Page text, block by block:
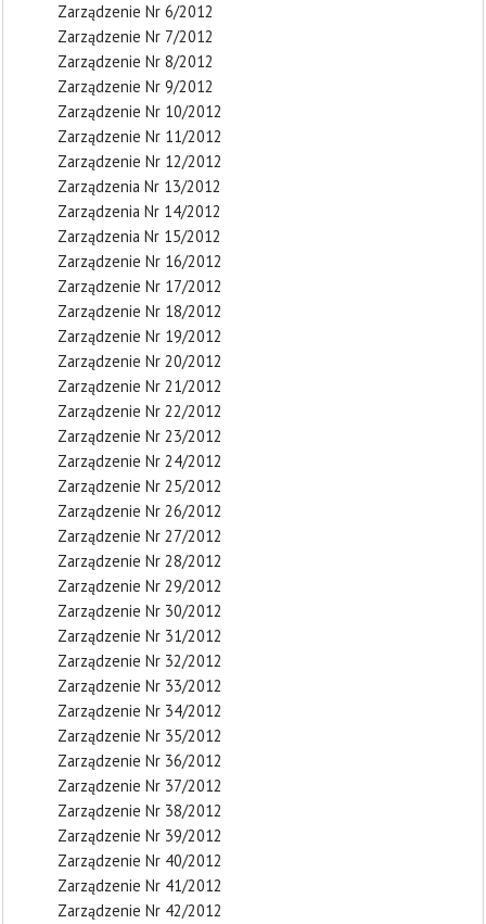
Zarządzenie Nr 6/2012
Zarządzenie Nr 7/2012
Zarządzenie Nr 8/2012
Zarządzenie Nr 9/2012
Zarządzenie Nr 10/2012
Zarządzenie Nr 11/2012
Zarządzenie Nr 12/2012
Zarządzenia Nr 13/2012
Zarządzenia Nr 14/2012
Zarządzenia Nr 15/2012
Zarządzenie Nr 16/2012
Zarządzenie Nr 17/2012
Zarządzenie Nr 18/2012
Zarządzenie Nr 19/2012
Zarządzenie Nr 20/2012
Zarządzenie Nr 21/2012
Zarządzenie Nr 22/2012
Zarządzenie Nr 23/2012
Zarządzenie Nr 24/2012
Zarządzenie Nr 25/2012
Zarządzenie Nr 26/2012
Zarządzenie Nr 27/2012
Zarządzenie Nr 28/2012
Zarządzenie Nr 29/2012
Zarządzenie Nr 30/2012
Zarządzenie Nr 31/2012
Zarządzenie Nr 32/2012
Zarządzenie Nr 33/2012
Zarządzenie Nr 34/2012
Zarządzenie Nr 35/2012
Zarządzenie Nr 36/2012
Zarządzenie Nr 37/2012
Zarządzenie Nr 38/2012
Zarządzenie Nr 39/2012
Zarządzenie Nr 40/2012
Zarządzenie Nr 41/2012
Zarządzenie Nr 42/2012